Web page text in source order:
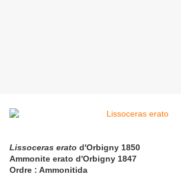
Lissoceras erato d'Orbigny 1850
Ammonite erato d'Orbigny 1847
Ordre : Ammonitida